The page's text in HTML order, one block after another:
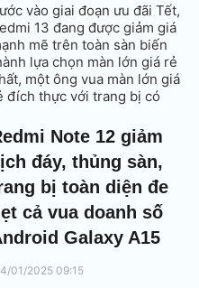
vào giai đoạn ưu đãi Tết,
13 đang được giảm giá
mẽ trên toàn sàn biến
lựa chọn màn lớn giá rẻ
một ông vua màn lớn giá
đích thực với trang bị có
Plus.
Note 12 giảm
đáy, thủng sàn,
bị toàn diện đe
cả vua doanh số
Galaxy A15
01/2025 09:15